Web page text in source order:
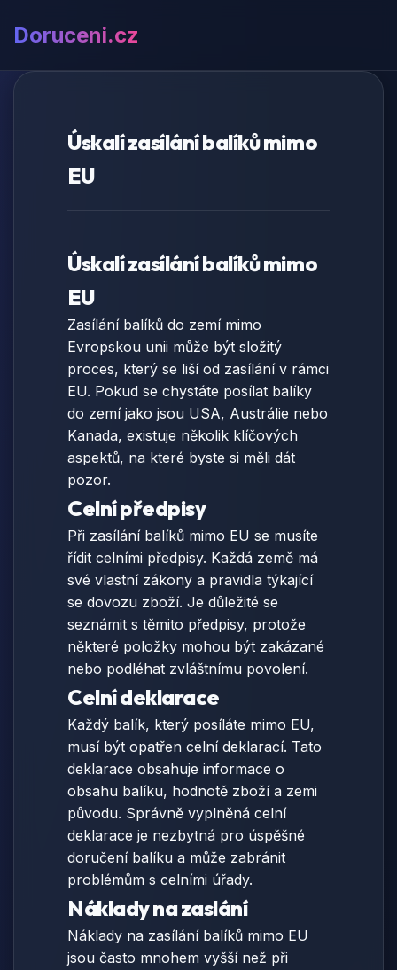
Doruceni.cz
Úskalí zasílání balíků mimo
EU
Úskalí zasílání balíků mimo
EU
Zasílání balíků do zemí mimo
Evropskou unii může být složitý
proces, který se liší od zasílání v rámci
EU. Pokud se chystáte posílat balíky
do zemí jako jsou USA, Austrálie nebo
Kanada, existuje několik klíčových
aspektů, na které byste si měli dát
pozor.
Celní předpisy
Při zasílání balíků mimo EU se musíte
řídit celními předpisy. Každá země má
své vlastní zákony a pravidla týkající
se dovozu zboží. Je důležité se
seznámit s těmito předpisy, protože
některé položky mohou být zakázané
nebo podléhat zvláštnímu povolení.
Celní deklarace
Každý balík, který posíláte mimo EU,
musí být opatřen celní deklarací. Tato
deklarace obsahuje informace o
obsahu balíku, hodnotě zboží a zemi
původu. Správně vyplněná celní
deklarace je nezbytná pro úspěšné
doručení balíku a může zabránit
problémům s celními úřady.
Náklady na zaslání
Náklady na zasílání balíků mimo EU
jsou často mnohem vyšší než při